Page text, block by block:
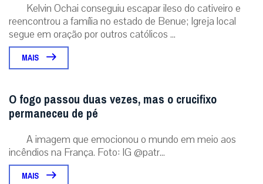
Kelvin Ochai conseguiu escapar ileso do cativeiro e
reencontrou a família no estado de Benue; Igreja local
segue em oração por outros católicos ...
MAIS
O fogo passou duas vezes, mas o crucifixo
permaneceu de pé
A imagem que emocionou o mundo em meio aos
incêndios na França. Foto: IG @patr...
MAIS